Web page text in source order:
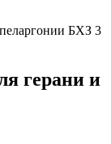
герани и